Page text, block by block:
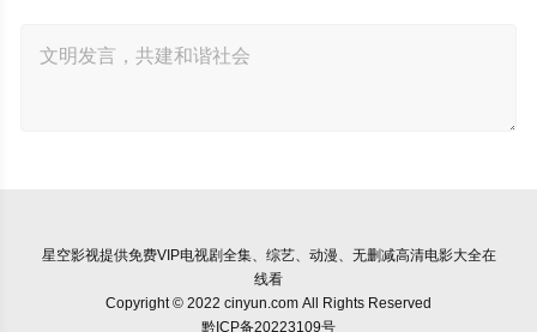
星空影视提供免费VIP电视剧全集、综艺、动漫、无删减高清电影大全在
线看
Copyright © 2022 cinyun.com All Rights Reserved
黔ICP备20223109号